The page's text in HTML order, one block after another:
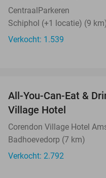
CentraalParkeren
Schiphol (+1 locatie) (9
Verkocht: 1.539
All-You-Can-Eat &
Village Hotel
Corendon Village Hotel
Badhoevedorp (7 km)
Verkocht: 2.792